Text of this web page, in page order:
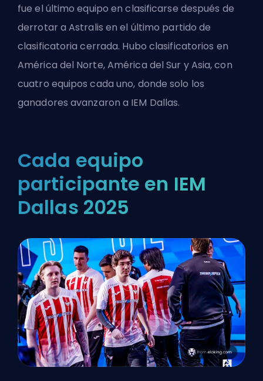
fue el último equipo en clasificarse después de
derrotar a Astralis en el último partido de
clasificatoria cerrada. Hubo clasificatorios en
América del Norte, América del Sur y Asia, con
cuatro equipos cada uno, donde solo los
ganadores avanzaron a IEM Dallas.
Cada equipo
participante en IEM
Dallas 2025